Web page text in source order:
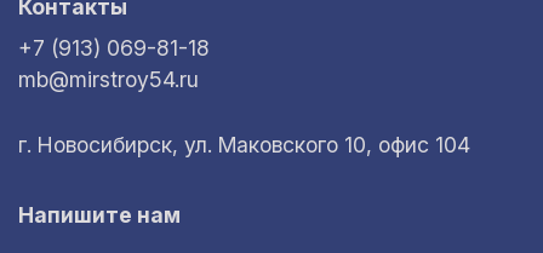
Контакты
+7 (913) 069-81-18
mb@mirstroy54.ru
г. Новосибирск, ул. Маковского 10, офис 104
Напишите нам